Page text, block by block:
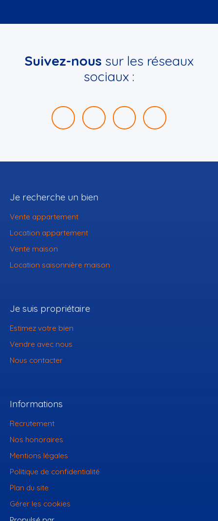
Suivez-nous sur les réseaux
sociaux :
Je recherche un bien
Vente appartement
Location appartement
Vente maison
Location saisonnière maison
Je suis propriétaire
Estimez votre bien
Vendre avec nous
Nous contacter
Informations
Recrutement
Nos honoraires
Mentions légales
Politique de confidentialité
Plan du site
Gérer les cookies